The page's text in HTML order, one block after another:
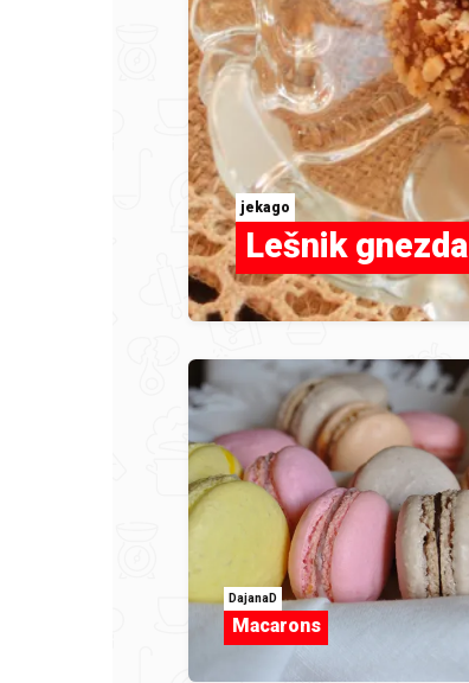
jekago
Lešnik gnezda
DajanaD
Macarons